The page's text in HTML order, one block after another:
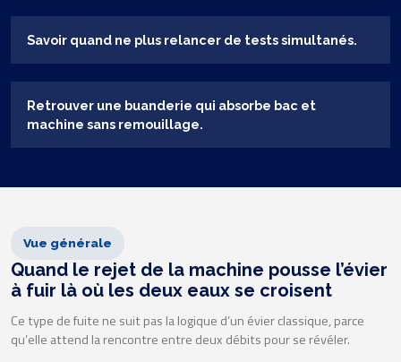
Savoir quand ne plus relancer de tests simultanés.
Retrouver une buanderie qui absorbe bac et
machine sans remouillage.
Vue générale
Quand le rejet de la machine pousse l’évier
à fuir là où les deux eaux se croisent
Ce type de fuite ne suit pas la logique d’un évier classique, parce
qu’elle attend la rencontre entre deux débits pour se révéler.